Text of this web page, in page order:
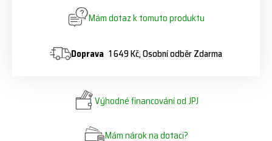
Mám dotaz k tomuto produktu
Doprava 1 649 Kč, Osobní odběr Zdarma
Výhodné financování od JPJ
Mám nárok na dotaci?